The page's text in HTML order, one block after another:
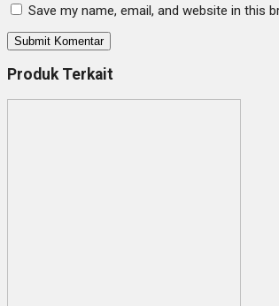
Save my name, email, and website in this
Produk Terkait